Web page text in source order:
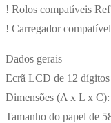
! Rolos compatíveis
! Carregador
Dados gerais
Ecrã LCD de 12 dígitos
Dimensões (A x L x
Tamanho do papel de